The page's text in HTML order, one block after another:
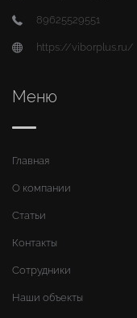
89625529551
https://viborplus.ru/
Меню
Главная
О компании
Статьи
Контакты
Сотрудники
Наши объекты